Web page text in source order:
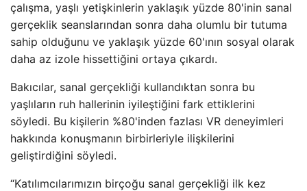
çalışma, yaşlı yetişkinlerin yaklaşık yüzde 80'inin sanal
gerçeklik seanslarından sonra daha olumlu bir tutuma
sahip olduğunu ve yaklaşık yüzde 60'ının sosyal olarak
daha az izole hissettiğini ortaya çıkardı.
Bakıcılar, sanal gerçekliği kullandıktan sonra bu
yaşlıların ruh hallerinin iyileştiğini fark ettiklerini
söyledi. Bu kişilerin %80'inden fazlası VR deneyimleri
hakkında konuşmanın birbirleriyle ilişkilerini
geliştirdiğini söyledi.
“Katılımcılarımızın birçoğu sanal gerçekliği ilk kez